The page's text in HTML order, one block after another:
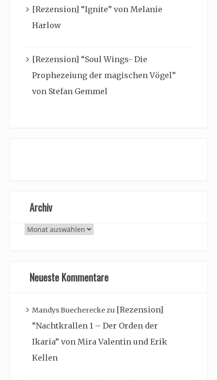
[Rezension] “Ignite” von Melanie
Harlow
[Rezension] “Soul Wings- Die
Prophezeiung der magischen Vögel”
von Stefan Gemmel
Archiv
Archiv
Neueste Kommentare
Mandys Buechereckezu [Rezension]
“Nachtkrallen 1 – Der Orden der
Ikaria” von Mira Valentin und Erik
Kellen